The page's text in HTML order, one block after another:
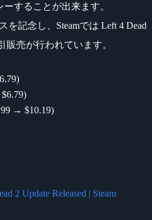
することが出来ます。
を記念し、Steamでは Left 4 Dead
販売が行われています。
→ $10.19)
2 Update Released | Steam